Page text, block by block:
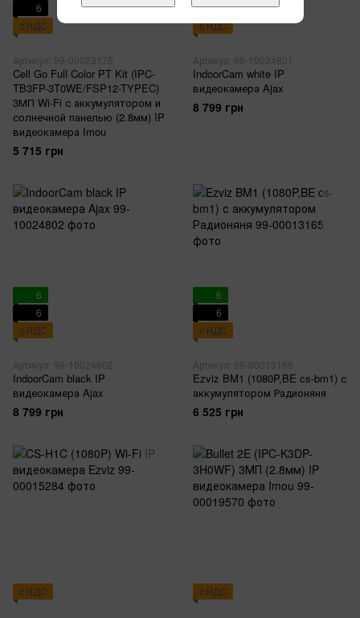
6
с НДС
Артикул: 99-00023175
Cell Go Full Color PT Kit (IPC-
TB3FP-3T0WE/FSP12-TYPEC)
3МП Wi-Fi с аккумулятором и
солнечной панелью (2.8мм) IP
видеокамера Imou
5 715 грн
6
с НДС
Артикул: 99-10024801
IndoorCam white IP
видеокамера Ajax
8 799 грн
6
6
с НДС
Артикул: 99-10024802
IndoorCam black IP
видеокамера Ajax
8 799 грн
6
6
с НДС
Артикул: 99-00013165
Ezviz BM1 (1080P,BE cs-bm1) с
аккумулятором Радионяня
6 525 грн
с НДС с НДС